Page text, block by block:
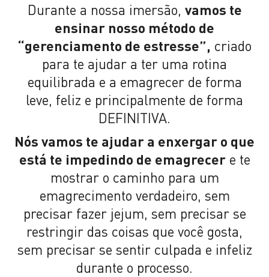
Durante a nossa imersão, vamos te
ensinar nosso método de
“gerenciamento de estresse”, criado
para te ajudar a ter uma rotina
equilibrada e a emagrecer de forma
leve, feliz e principalmente de forma
DEFINITIVA.
Nós vamos te ajudar a enxergar o que
está te impedindo de emagrecere te
mostrar o caminho para um
emagrecimento verdadeiro, sem
precisar fazer jejum, sem precisar se
restringir das coisas que você gosta,
sem precisar se sentir culpada e infeliz
durante o processo.